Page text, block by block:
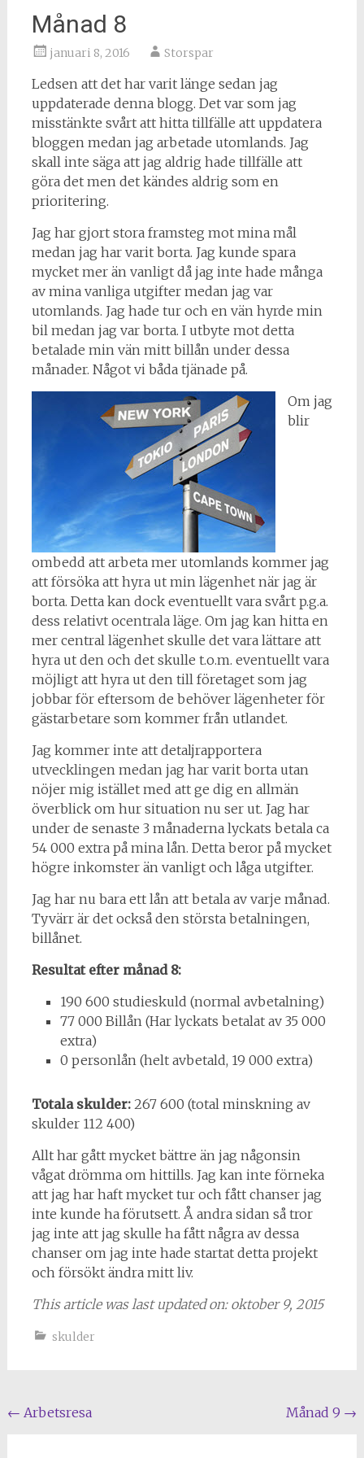
Månad 8
januari 8, 2016 Storspar
Ledsen att det har varit länge sedan jag
uppdaterade denna blogg. Det var som jag
misstänkte svårt att hitta tillfälle att uppdatera
bloggen medan jag arbetade utomlands. Jag
skall inte säga att jag aldrig hade tillfälle att
göra det men det kändes aldrig som en
prioritering.
Jag har gjort stora framsteg mot mina mål
medan jag har varit borta. Jag kunde spara
mycket mer än vanligt då jag inte hade många
av mina vanliga utgifter medan jag var
utomlands. Jag hade tur och en vän hyrde min
bil medan jag var borta. I utbyte mot detta
betalade min vän mitt billån under dessa
månader. Något vi båda tjänade på.
Om jag
blir
ombedd att arbeta mer utomlands kommer jag
att försöka att hyra ut min lägenhet när jag är
borta. Detta kan dock eventuellt vara svårt p.g.a.
dess relativt ocentrala läge. Om jag kan hitta en
mer central lägenhet skulle det vara lättare att
hyra ut den och det skulle t.o.m. eventuellt vara
möjligt att hyra ut den till företaget som jag
jobbar för eftersom de behöver lägenheter för
gästarbetare som kommer från utlandet.
Jag kommer inte att detaljrapportera
utvecklingen medan jag har varit borta utan
nöjer mig istället med att ge dig en allmän
överblick om hur situation nu ser ut. Jag har
under de senaste 3 månaderna lyckats betala ca
54 000 extra på mina lån. Detta beror på mycket
högre inkomster än vanligt och låga utgifter.
Jag har nu bara ett lån att betala av varje månad.
Tyvärr är det också den största betalningen,
billånet.
Resultat efter månad 8:
190 600 studieskuld (normal avbetalning)
77 000 Billån (Har lyckats betalat av 35 000
extra)
0 personlån (helt avbetald, 19 000 extra)
Totala skulder:267 600 (total minskning av
skulder 112 400)
Allt har gått mycket bättre än jag någonsin
vågat drömma om hittills. Jag kan inte förneka
att jag har haft mycket tur och fått chanser jag
inte kunde ha förutsett. Å andra sidan så tror
jag inte att jag skulle ha fått några av dessa
chanser om jag inte hade startat detta projekt
och försökt ändra mitt liv.
This article was last updated on: oktober 9, 2015
skulder
Inläggsnavigering
← Arbetsresa Månad 9 →